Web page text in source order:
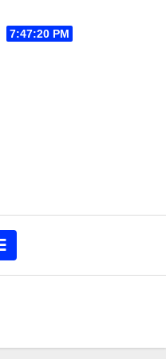
7:47:21 PM